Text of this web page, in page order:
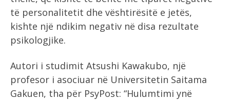
të personalitetit dhe vështirësitë e jetës,
kishte një ndikim negativ në disa rezultate
psikologjike.
Autori i studimit Atsushi Kawakubo, një
profesor i asociuar në Universitetin Saitama
Gakuen, tha për PsyPost: “Hulumtimi ynë